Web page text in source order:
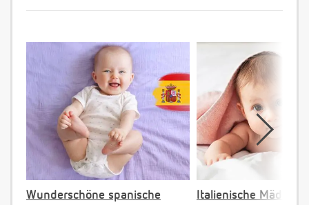
Wunderschöne spanische
Italienische